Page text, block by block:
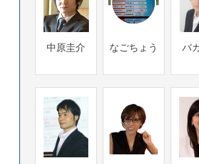
中原圭介 なごちょう バ